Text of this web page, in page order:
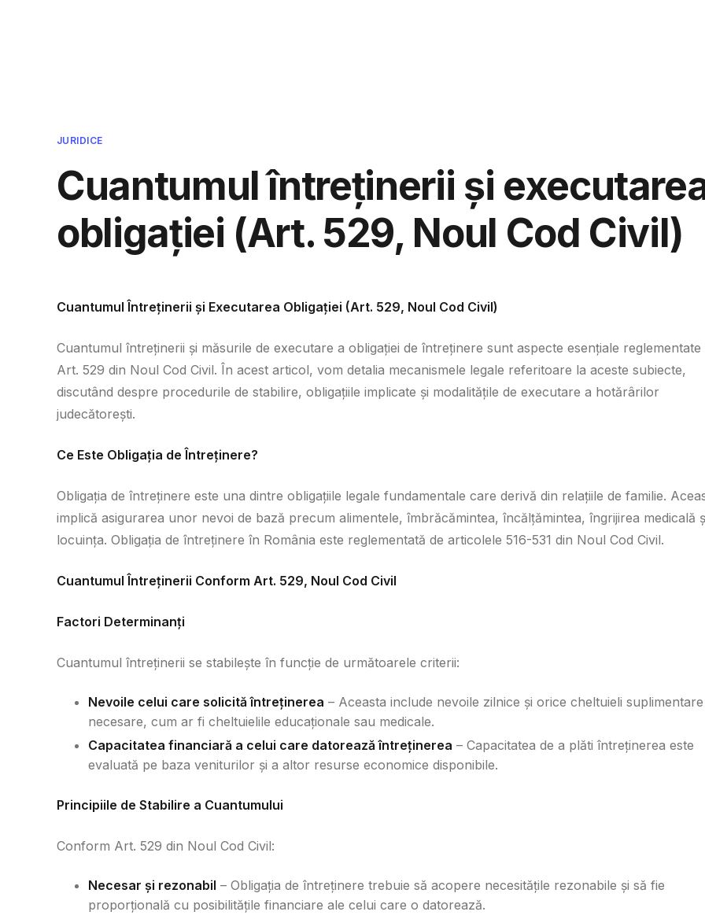
JURIDICE
Cuantumul întreținerii și
obligației (Art. 529, Noul Cod Civil)
Cuantumul Întreținerii și Executarea Obligației (Art. 529, Noul Cod Civil)
Cuantumul întreținerii și măsurile de executare a obligației de întreținere sunt aspecte esențiale reglementate
Art. 529 din Noul Cod Civil. În acest articol, vom detalia mecanismele legale referitoare la aceste subiecte,
discutând despre procedurile de stabilire, obligațiile implicate și modalitățile de executare a hotărârilor
judecătorești.
Ce Este Obligația de Întreținere?
Obligația de întreținere este una dintre obligațiile legale fundamentale care derivă din relațiile de familie.
implică asigurarea unor nevoi de bază precum alimentele, îmbrăcămintea, încălțămintea, îngrijirea medicală
locuința. Obligația de întreținere în România este reglementată de articolele 516-531 din Noul Cod Civil.
Cuantumul Întreținerii Conform Art. 529, Noul Cod Civil
Factori Determinanți
Cuantumul întreținerii se stabilește în funcție de următoarele criterii:
Nevoile celui care solicită întreținerea – Aceasta include nevoile zilnice și orice cheltuieli suplimentare
necesare, cum ar fi cheltuielile educaționale sau medicale.
Capacitatea financiară a celui care datorează întreținerea – Capacitatea de a plăti întreținerea este
evaluată pe baza veniturilor și a altor resurse economice disponibile.
Principiile de Stabilire a Cuantumului
Conform Art. 529 din Noul Cod Civil:
Necesar și rezonabil – Obligația de întreținere trebuie să acopere necesitățile rezonabile și să fie
proporțională cu posibilitățile financiare ale celui care o datorează.